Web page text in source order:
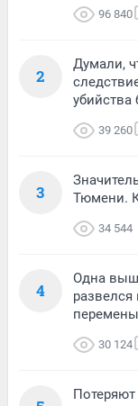
96 840
2
Думали,
убийства
39 260
3
Тюмени.
34 544
4
Одна
30 124